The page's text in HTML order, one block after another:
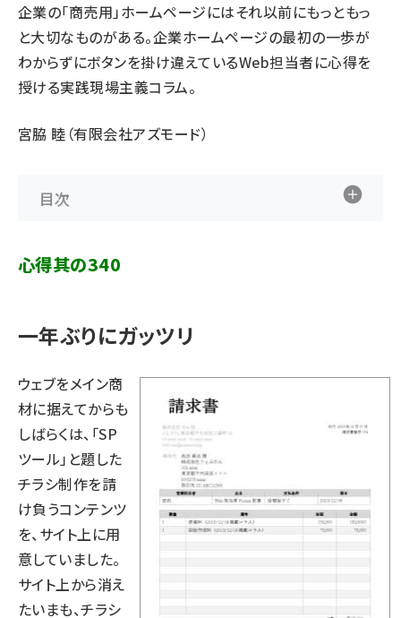
企業の「商売用」ホームページにはそれ以前にもっともっ
と大切なものがある。企業ホームページの最初の一歩が
わからずにボタンを掛け違えているWeb担当者に心得を
授ける実践現場主義コラム。
宮脇 睦（有限会社アズモード）
目次
心得其の340
一年ぶりにガッツリ
ウェブをメイン商
材に据えてからも
しばらくは、「SP
ツール」と題した
チラシ制作を請
け負うコンテンツ
を、サイト上に用
意していました。
サイト上から消え
たいまも、チラシ